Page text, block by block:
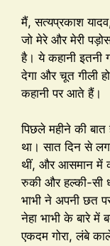
मैं, सत्यप्रकाश
जो मेरे और मेरी
है। ये कहानी इतनी
देगा और चूत गीली
कहानी पर आते हैं।
पिछले महीने की बात
था। सात दिन से
थीं, और आसमान में
रुकी और हल्की-सी
भाभी ने अपनी छत
नेहा भाभी के बारे में
एकदम गोरा, लंबे